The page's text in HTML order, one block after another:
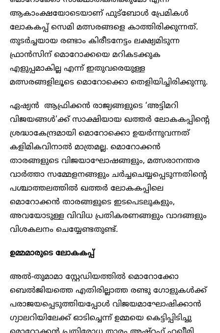
ആകാംക്ഷയോടെയാണ് ഫുട്ബോൾ പ്രേമികൾ
ലോകകപ്പ് സെമി മത്സരങ്ങളെ കാത്തിരിക്കുന്നത്.
തുടർച്ചയായ രണ്ടാം കിരീടനേട്ടം ലക്ഷ്യമിടുന്ന
ഫ്രാൻസിന് മൊറോക്കയെ മറികടക്കുക
എളുപ്പമാകില്ല എന്ന് ഇതുവരെയുള്ള
മത്സരങ്ങളിലൂടെ മൊറോക്കൊ തെളിയിച്ചിരിക്കുന്നു.
ഏഷ്യൻ ആഫ്രിക്കൻ രാജ്യങ്ങളുടെ ‘അട്ടിമറി
വിജയങ്ങൾ’ക്ക് സാക്ഷിയായ ഖത്തർ ലോകകപ്പിന്റെ
ശ്രദ്ധാകേന്ദ്രമായി മൊറോക്കൊ ഉയർന്നുവന്നത്
കളിമികവിനാൽ മാത്രമല്ല. മൊറോക്കൻ
താരങ്ങളുടെ വിജയാഘോഷങ്ങളും, മത്സരാനന്തര
വാർത്താ സമ്മേളനങ്ങളും ചർച്ചചെയ്യപ്പെടുന്നതിന്റെ
പശ്ചാത്തലത്തിൽ ഖത്തർ ലോകകപ്പിലെ
മൊറോക്കൻ താരങ്ങളുടെ ഇടപെടലുകളും,
അവയോടുള്ള വിവിധ പ്രതികരണങ്ങളും വാദങ്ങളും
വിശകലനം ചെയ്യേണ്ടതുണ്ട്.
ഉമ്മമാരുടെ ലോകകപ്പ്
അൽ-തുമാമാ സ്റ്റേഡിയത്തിൽ മൊറോക്കോ
ബെൽജിയത്തെ എതിരില്ലാത്ത രണ്ടു ഗോളുകൾക്ക്
പരാജയപ്പെടുത്തിയപ്പോൾ വിജയമാഘോഷിക്കാൻ
ഗ്യാലറിയിലേക്ക് ഓടിച്ചെന്ന് ഉമ്മയെ കെട്ടിപ്പിടിച്ചു